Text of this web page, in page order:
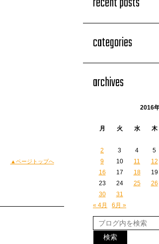
▲ページトップへ
categories
archives
2016
月 火 水 木
2
3 4 5
9
10 11 12
16
17 18 19
23
24 25 26
30
31
« 4月
6月 »